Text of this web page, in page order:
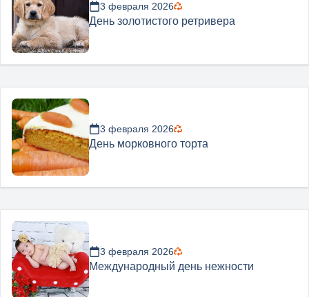
3 февраля 2026
День золотистого ретривера
3 февраля 2026
День морковного торта
3 февраля 2026
Международный день нежности